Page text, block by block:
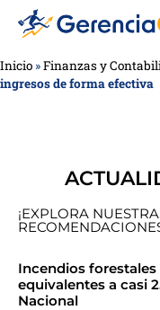
Inicio »Finanzas y
ingresos de forma efectiva
¡EXPLORA
​​​​Incendios
equivalentes a casi
Nacional